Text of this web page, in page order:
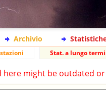
Archivio
Stat. a lungo
might be outdated